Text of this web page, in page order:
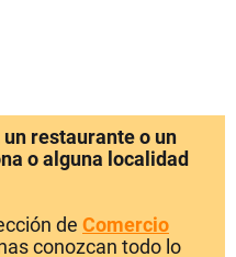
un restaurante o un
o alguna localidad
de Comercio
conozcan todo lo